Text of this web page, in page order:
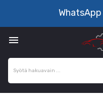
WhatsApp
